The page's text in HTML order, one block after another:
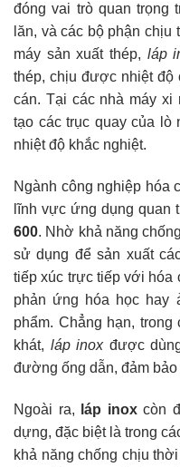
đóng vai trò quan trọng
lăn, và các bộ phận chịu
máy sản xuất thép, láp
thép, chịu được nhiệt độ
cán. Tại các nhà máy xi
tạo các trục quay của lò
nhiệt độ khắc nghiệt.
Ngành công nghiệp hóa
lĩnh vực ứng dụng quan
600. Nhờ khả năng
sử dụng để sản xuất
tiếp xúc trực tiếp với hóa
phản ứng hóa học hay
phẩm. Chẳng hạn,
khát, láp inoxđược
đường ống dẫn, đảm
Ngoài ra, láp inoxcòn
dựng, đặc biệt là trong
khả năng chống chịu